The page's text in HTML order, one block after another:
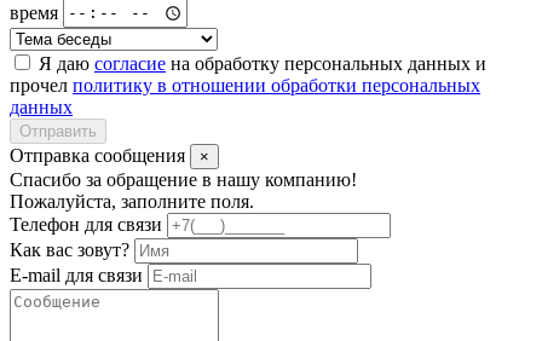
время
Я даю согласие на обработку персональных данных и
прочел политику в отношении обработки персональных
данных
Отправить
Отправка сообщения ×
Спасибо за обращение в нашу компанию!
Пожалуйста, заполните поля.
Телефон для связи
Как вас зовут?
E-mail для связи